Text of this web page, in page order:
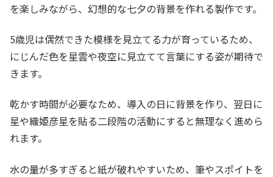
を楽しみながら、幻想的な七夕の背景を作れる製作です。
5歳児は偶然できた模様を見立てる力が育っているため、
にじんだ色を星雲や夜空に見立てて言葉にする姿が期待で
きます。
乾かす時間が必要なため、導入の日に背景を作り、翌日に
星や織姫彦星を貼る二段階の活動にすると無理なく進めら
れます。
水の量が多すぎると紙が破れやすいため、筆やスポイトを